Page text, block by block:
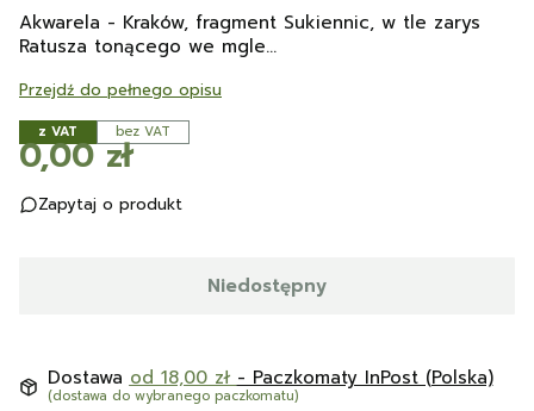
Akwarela - Kraków, fragment Sukiennic, w tle zarys
Ratusza tonącego we mgle...
Przejdź do pełnego opisu
z VAT bez VAT
Cena
0,00 zł
Zapytaj o produkt
Niedostępny
Dostawa od 18,00 zł - Paczkomaty InPost (Polska)
(dostawa do wybranego paczkomatu)